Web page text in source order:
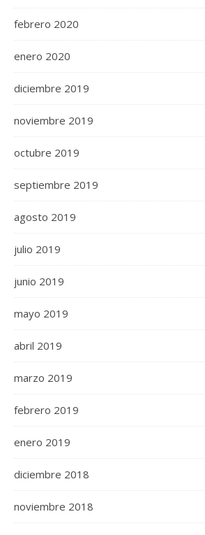
febrero 2020
enero 2020
diciembre 2019
noviembre 2019
octubre 2019
septiembre 2019
agosto 2019
julio 2019
junio 2019
mayo 2019
abril 2019
marzo 2019
febrero 2019
enero 2019
diciembre 2018
noviembre 2018